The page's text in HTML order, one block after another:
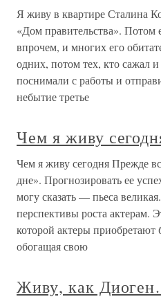
Я живу в квартире Сталина
«Дом правительства». Потом
впрочем, и многих его
одних, потом тех, кто сажал
поснимали с работы и
небытие третье
Чем я живу
Чем я живу сегодня Прежде
дне». Прогнозировать ее
могу сказать — пьеса
перспективы роста актерам.
которой актеры приобретают
обогащая свою
Живу, как